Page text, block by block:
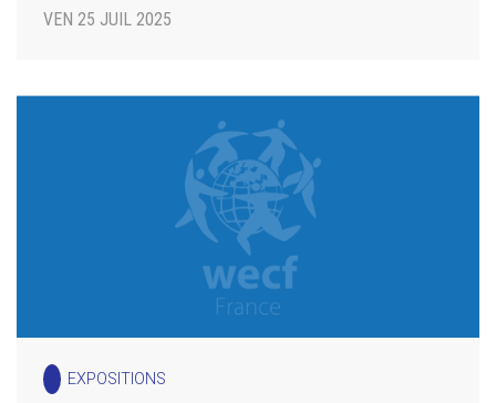
VEN 25 JUIL 2025
EXPOSITIONS